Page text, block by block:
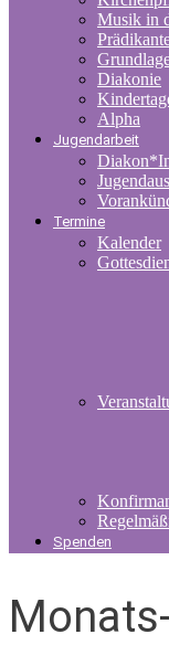
Musik in
Diakonie
Alpha
Jugendarbeit
Termine
Kalender
Spenden